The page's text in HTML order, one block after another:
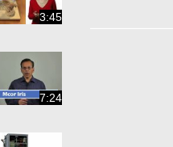
3:45
7:24